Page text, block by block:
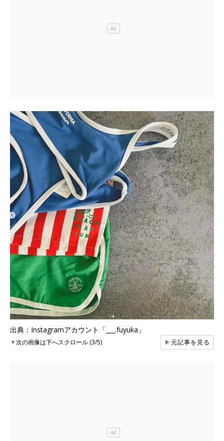
出典：Instagramアカウント「___.fuyuka」
▼次の画像は下へスクロール (3/5) ▶元記事を見る